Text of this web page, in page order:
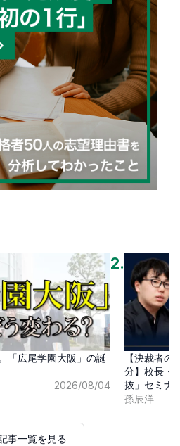
「広尾学園大阪」の誕
2026/08/04
2.
【決裁者
分】校長・
抜」セミナ
孫辰洋
事一覧を見る